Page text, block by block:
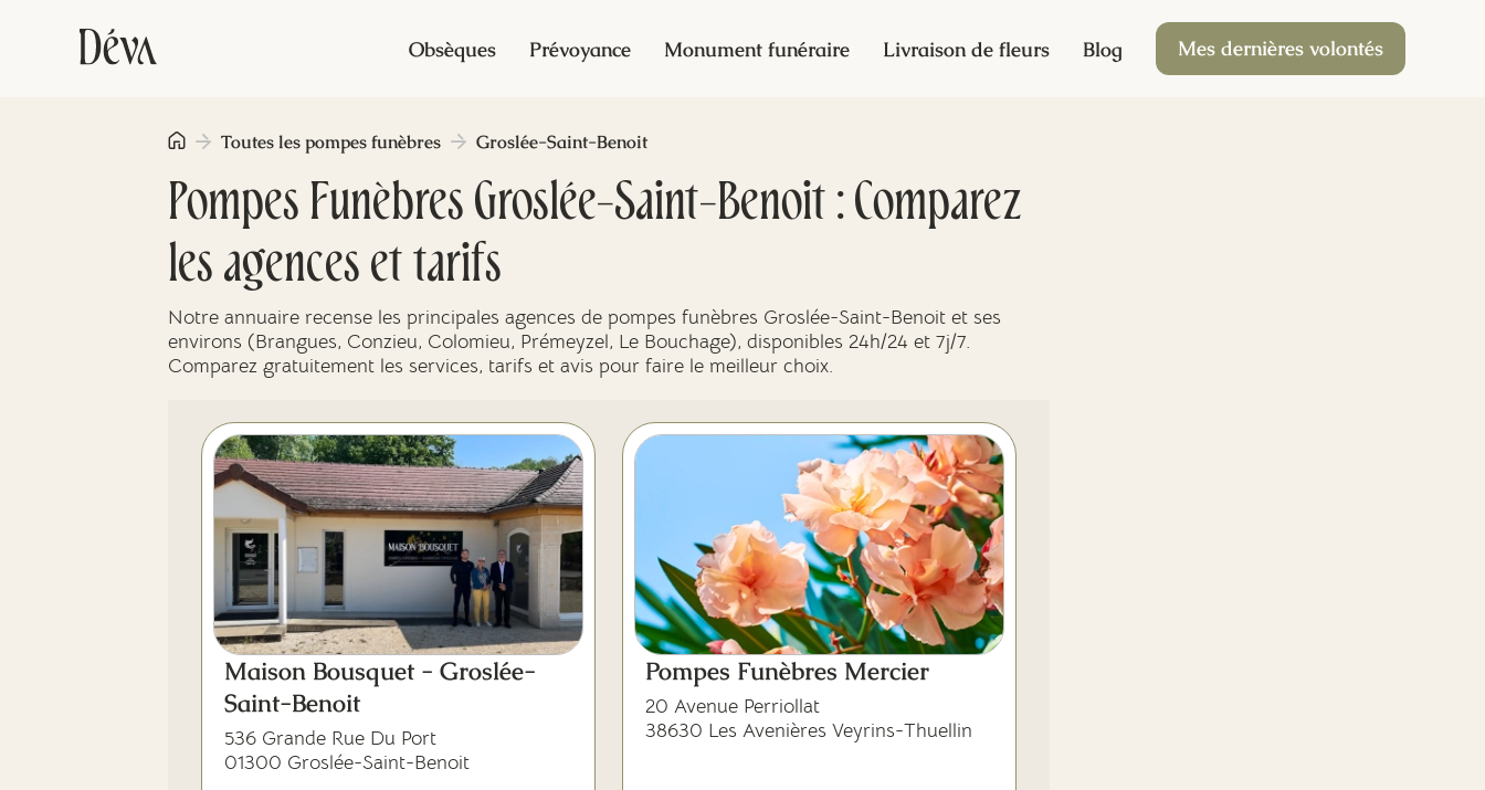
Obsèques Prévoyance Monument funéraire Livraison de fleurs Blog Mes dernières volontés
Pompes Funèbres Groslée-Saint-Benoit : Comparez
les agences et tarifs
Toutes les pompes funèbres Groslée-Saint-Benoit
Notre annuaire recense les principales agences de pompes funèbres Groslée-Saint-Benoit et ses
environs (Brangues, Conzieu, Colomieu, Prémeyzel, Le Bouchage), disponibles 24h/24 et 7j/7.
Comparez gratuitement les services, tarifs et avis pour faire le meilleur choix.
Maison Bousquet - Groslée-
Saint-Benoit
536 Grande Rue Du Port
01300 Groslée-Saint-Benoit
Pompes Funèbres Mercier
20 Avenue Perriollat
38630 Les Avenières Veyrins-Thuellin